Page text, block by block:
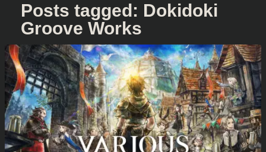
Posts tagged: Dokidoki
Groove Works